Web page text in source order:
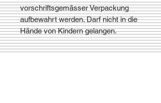
vorschriftsgemässer Verpackung
aufbewahrt werden. Darf nicht in die
Hände von Kindern gelangen.